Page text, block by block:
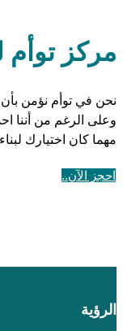
مركز توأم
نحن في توأم نؤمن
وعلى الرغم من أننا
مهما كان اختيارك
احجز الآن..
الرؤية